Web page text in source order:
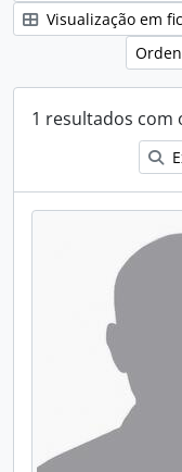
Visualização em
1 resultados com